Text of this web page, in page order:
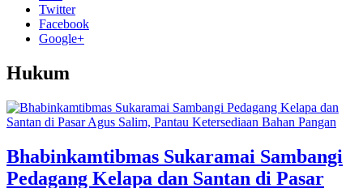
Twitter
Facebook
Google+
Hukum
Bhabinkamtibmas Sukaramai Sambangi
Pedagang Kelapa dan Santan di Pasar